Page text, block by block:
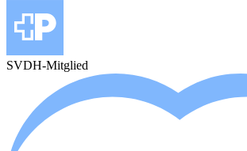
SVDH-Mitglied